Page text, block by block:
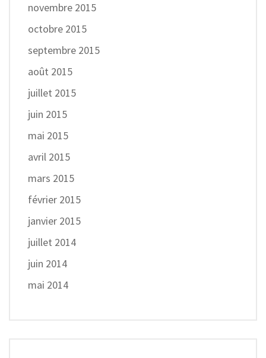
novembre 2015
octobre 2015
septembre 2015
août 2015
juillet 2015
juin 2015
mai 2015
avril 2015
mars 2015
février 2015
janvier 2015
juillet 2014
juin 2014
mai 2014